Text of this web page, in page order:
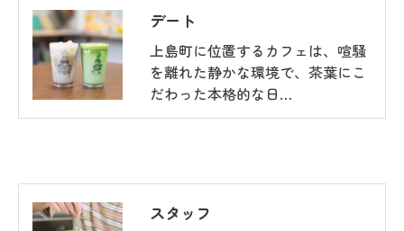
デート
上島町に位置するカフェは、喧騒
を離れた静かな環境で、茶葉にこ
だわった本格的な日…
スタッフ